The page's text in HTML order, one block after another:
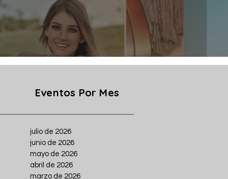
Eventos Por Mes
julio de 2026
junio de 2026
mayo de 2026
abril de 2026
marzo de 2026